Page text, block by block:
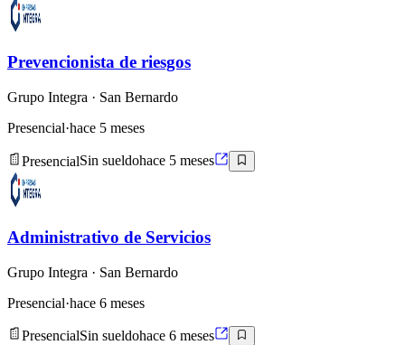
Prevencionista de riesgos
Grupo Integra · San Bernardo
Presencial·hace 5 meses
PresencialSin sueldohace 5 meses
Administrativo de Servicios
Grupo Integra · San Bernardo
Presencial·hace 6 meses
PresencialSin sueldohace 6 meses